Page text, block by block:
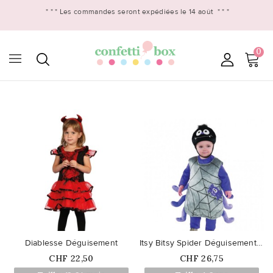
* * * Les commandes seront expédiées le 14 août * * *
0
Diablesse Déguisement
Prix
CHF 22,50
Itsy Bitsy Spider Déguisement bébé
Prix
CHF 26,75